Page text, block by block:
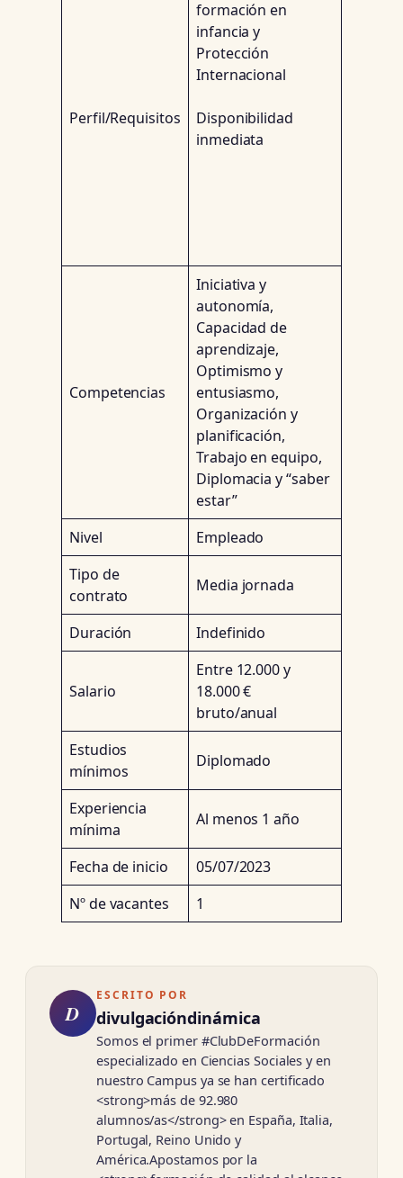
Perfil/Requisitos
formación en
infancia y
Protección
Internacional
Disponibilidad
inmediata
Competencias
Iniciativa y
autonomía,
Capacidad de
aprendizaje,
Optimismo y
entusiasmo,
Organización y
planificación,
Trabajo en equipo,
Diplomacia y “saber
estar”
Nivel
Empleado
Tipo de
contrato
Media jornada
Duración Indefinido
Salario
Entre 12.000 y
18.000 €
bruto/anual
Estudios
mínimos
Diplomado
Experiencia
mínima
Al menos 1 año
Fecha de inicio
05/07/2023
Nº de vacantes
1
D
ESCRITO POR
divulgacióndinámica
Somos el primer #ClubDeFormación
especializado en Ciencias Sociales y en
nuestro Campus ya se han certificado
<strong>más de 92.980
alumnos/as</strong> en España, Italia,
Portugal, Reino Unido y
América.Apostamos por la